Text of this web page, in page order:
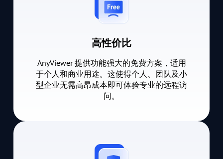
高性价比
AnyViewer 提供功能强大的免费方案，适用
于个人和商业用途。这使得个人、团队及小
型企业无需高昂成本即可体验专业的远程访
问。